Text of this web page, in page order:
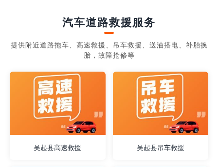
汽车道路救援服务
提供附近道路拖车、高速救援、吊车救援、送油搭电、补胎换
胎，故障抢修等
吴起县高速救援 吴起县吊车救援